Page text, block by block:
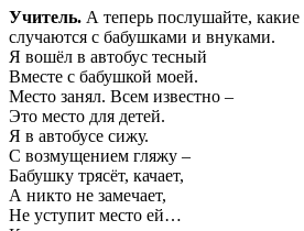
Учитель. А теперь послушайте,
случаются с бабушками и внуками.
Я вошёл в автобус тесный
Вместе с бабушкой моей.
Место занял. Всем известно –
Это место для детей.
Я в автобусе сижу.
С возмущением гляжу –
Бабушку трясёт, качает,
А никто не замечает,
Не уступит место ей…